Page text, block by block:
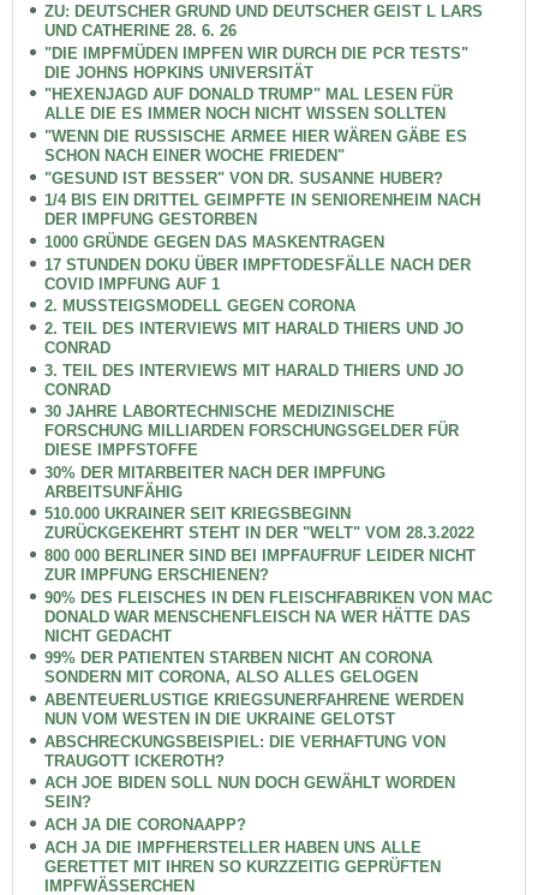
ZU: DEUTSCHER GRUND UND DEUTSCHER GEIST L LARS
UND CATHERINE 28. 6. 26
"DIE IMPFMÜDEN IMPFEN WIR DURCH DIE PCR TESTS"
DIE JOHNS HOPKINS UNIVERSITÄT
"HEXENJAGD AUF DONALD TRUMP" MAL LESEN FÜR
ALLE DIE ES IMMER NOCH NICHT WISSEN SOLLTEN
"WENN DIE RUSSISCHE ARMEE HIER WÄREN GÄBE ES
SCHON NACH EINER WOCHE FRIEDEN"
"GESUND IST BESSER" VON DR. SUSANNE HUBER?
1/4 BIS EIN DRITTEL GEIMPFTE IN SENIORENHEIM NACH
DER IMPFUNG GESTORBEN
1000 GRÜNDE GEGEN DAS MASKENTRAGEN
17 STUNDEN DOKU ÜBER IMPFTODESFÄLLE NACH DER
COVID IMPFUNG AUF 1
2. MUSSTEIGSMODELL GEGEN CORONA
2. TEIL DES INTERVIEWS MIT HARALD THIERS UND JO
CONRAD
3. TEIL DES INTERVIEWS MIT HARALD THIERS UND JO
CONRAD
30 JAHRE LABORTECHNISCHE MEDIZINISCHE
FORSCHUNG MILLIARDEN FORSCHUNGSGELDER FÜR
DIESE IMPFSTOFFE
30% DER MITARBEITER NACH DER IMPFUNG
ARBEITSUNFÄHIG
510.000 UKRAINER SEIT KRIEGSBEGINN
ZURÜCKGEKEHRT STEHT IN DER "WELT" VOM 28.3.2022
800 000 BERLINER SIND BEI IMPFAUFRUF LEIDER NICHT
ZUR IMPFUNG ERSCHIENEN?
90% DES FLEISCHES IN DEN FLEISCHFABRIKEN VON MAC
DONALD WAR MENSCHENFLEISCH NA WER HÄTTE DAS
NICHT GEDACHT
99% DER PATIENTEN STARBEN NICHT AN CORONA
SONDERN MIT CORONA, ALSO ALLES GELOGEN
ABENTEUERLUSTIGE KRIEGSUNERFAHRENE WERDEN
NUN VOM WESTEN IN DIE UKRAINE GELOTST
ABSCHRECKUNGSBEISPIEL: DIE VERHAFTUNG VON
TRAUGOTT ICKEROTH?
ACH JOE BIDEN SOLL NUN DOCH GEWÄHLT WORDEN
SEIN?
ACH JA DIE CORONAAPP?
ACH JA DIE IMPFHERSTELLER HABEN UNS ALLE
GERETTET MIT IHREN SO KURZZEITIG GEPRÜFTEN
IMPFWÄSSERCHEN